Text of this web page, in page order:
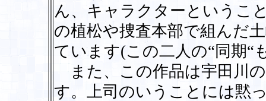
ん、キャラクターというこ
の植松や捜査本部で組んだ
ています(この二人の“同期“
また、この作品は宇田川
す。上司のいうことには黙